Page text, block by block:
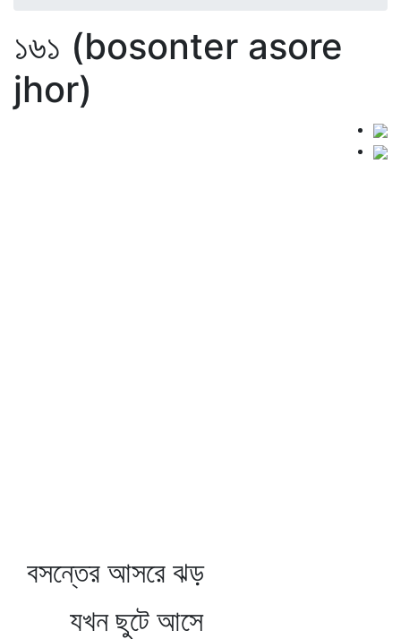
১৬১ (bosonter asore
jhor)
বসন্তের আসরে ঝড়
যখন ছুটে আসে